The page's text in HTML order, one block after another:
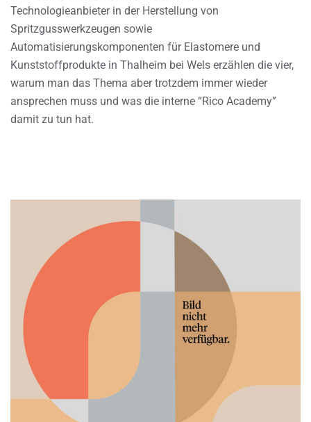
Technologieanbieter in der Herstellung von
Spritzgusswerkzeugen sowie
Automatisierungskomponenten für Elastomere und
Kunststoffprodukte in Thalheim bei Wels erzählen die vier,
warum man das Thema aber trotzdem immer wieder
ansprechen muss und was die interne “Rico Academy”
damit zu tun hat.